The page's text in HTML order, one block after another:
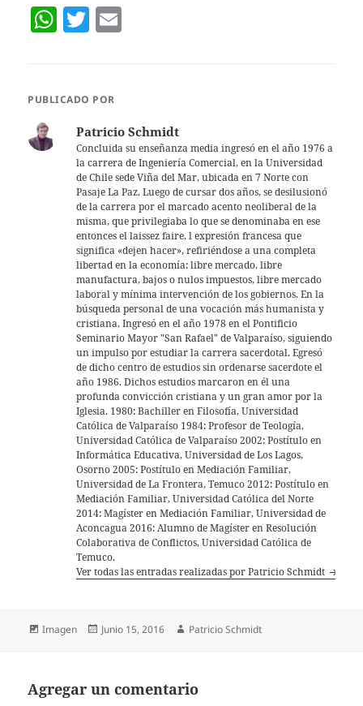
W
s
T
er
PUBLICADO POR
Patricio Schmidt
Concluida su enseñanza media ingresó en el año 1976 a
la carrera de Ingeniería Comercial, en la Universidad
de Chile sede Viña del Mar, ubicada en 7 Norte con
Pasaje La Paz. Luego de cursar dos años, se desilusionó
de la carrera por el marcado acento neoliberal de la
misma, que privilegiaba lo que se denominaba en ese
entonces el laissez faire, l expresión francesa que
significa «dejen hacer», refiriéndose a una completa
libertad en la economía: libre mercado, libre
manufactura, bajos o nulos impuestos, libre mercado
laboral y mínima intervención de los gobiernos. En la
búsqueda personal de una vocación más humanista y
cristiana, Ingresó en el año 1978 en el Pontificio
Seminario Mayor "San Rafael" de Valparaíso, siguiendo
un impulso por estudiar la carrera sacerdotal. Egresó
de dicho centro de estudios sin ordenarse sacerdote el
año 1986. Dichos estudios marcaron en él una
profunda convicción cristiana y un gran amor por la
Iglesia. 1980: Bachiller en Filosofía, Universidad
Católica de Valparaíso 1984: Profesor de Teología,
Universidad Católica de Valparaíso 2002: Postítulo en
Informática Educativa, Universidad de Los Lagos,
Osorno 2005: Postítulo en Mediación Familiar,
Universidad de La Frontera, Temuco 2012: Postítulo en
Mediación Familiar, Universidad Católica del Norte
2014: Magíster en Mediación Familiar, Universidad de
Aconcagua 2016: Alumno de Magíster en Resolución
Colaborativa de Conflictos, Universidad Católica de
Temuco.
Ver todas las entradas realizadas por Patricio Schmidt
Formato
Imagen
Publicado
Junio 15, 2016 Autor
Patricio Schmidt
Agregar un comentario